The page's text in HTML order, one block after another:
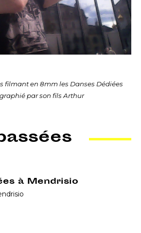
filmant en 8mm les Danses Dédiées
par son fils Arthur
à Mendrisio